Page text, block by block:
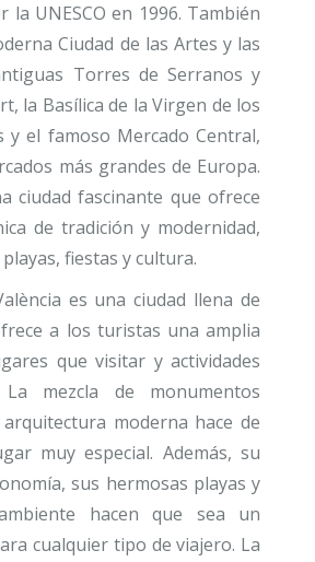
la UNESCO en 1996. También
Ciudad de las Artes y las
Torres de Serranos y
la Basílica de la Virgen de los
y el famoso Mercado Central,
más grandes de Europa.
ciudad fascinante que ofrece
de tradición y modernidad,
fiestas y cultura.
es una ciudad llena de
a los turistas una amplia
que visitar y actividades
mezcla de monumentos
moderna hace de
muy especial. Además, su
sus hermosas playas y
hacen que sea un
cualquier tipo de viajero. La